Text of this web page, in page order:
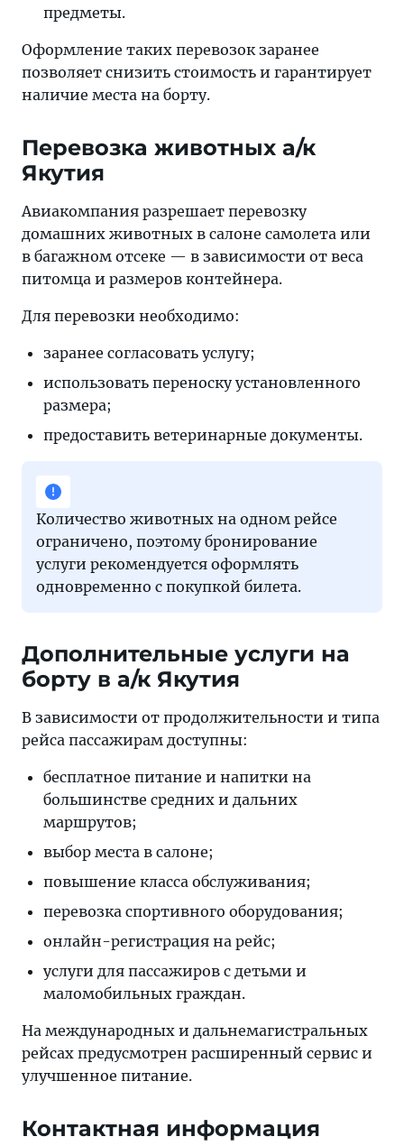
предметы.
Оформление таких перевозок заранее
позволяет снизить стоимость и гарантирует
наличие места на борту.
Перевозка животных а/к
Якутия
Авиакомпания разрешает перевозку
домашних животных в салоне самолета или
в багажном отсеке — в зависимости от веса
питомца и размеров контейнера.
Для перевозки необходимо:
заранее согласовать услугу;
использовать переноску установленного
размера;
предоставить ветеринарные документы.
Количество животных на одном рейсе
ограничено, поэтому бронирование
услуги рекомендуется оформлять
одновременно с покупкой билета.
Дополнительные услуги на
борту в а/к Якутия
В зависимости от продолжительности и типа
рейса пассажирам доступны:
бесплатное питание и напитки на
большинстве средних и дальних
маршрутов;
выбор места в салоне;
повышение класса обслуживания;
перевозка спортивного оборудования;
онлайн-регистрация на рейс;
услуги для пассажиров с детьми и
маломобильных граждан.
На международных и дальнемагистральных
рейсах предусмотрен расширенный сервис и
улучшенное питание.
Контактная информация